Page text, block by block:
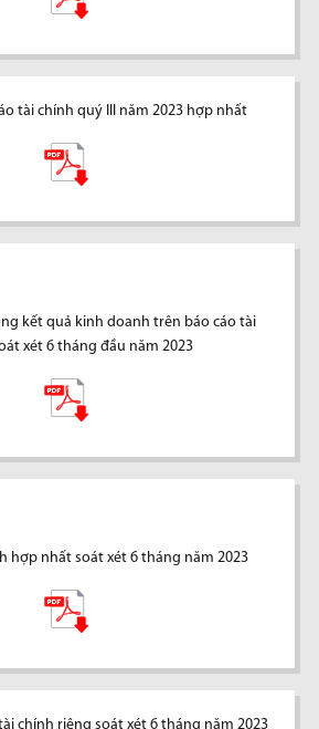
tài chính quý III năm 2023 hợp nhất
kết quả kinh doanh trên báo cáo tài
xét 6 tháng đầu năm 2023
hợp nhất soát xét 6 tháng năm 2023
chính riêng soát xét 6 tháng năm 2023